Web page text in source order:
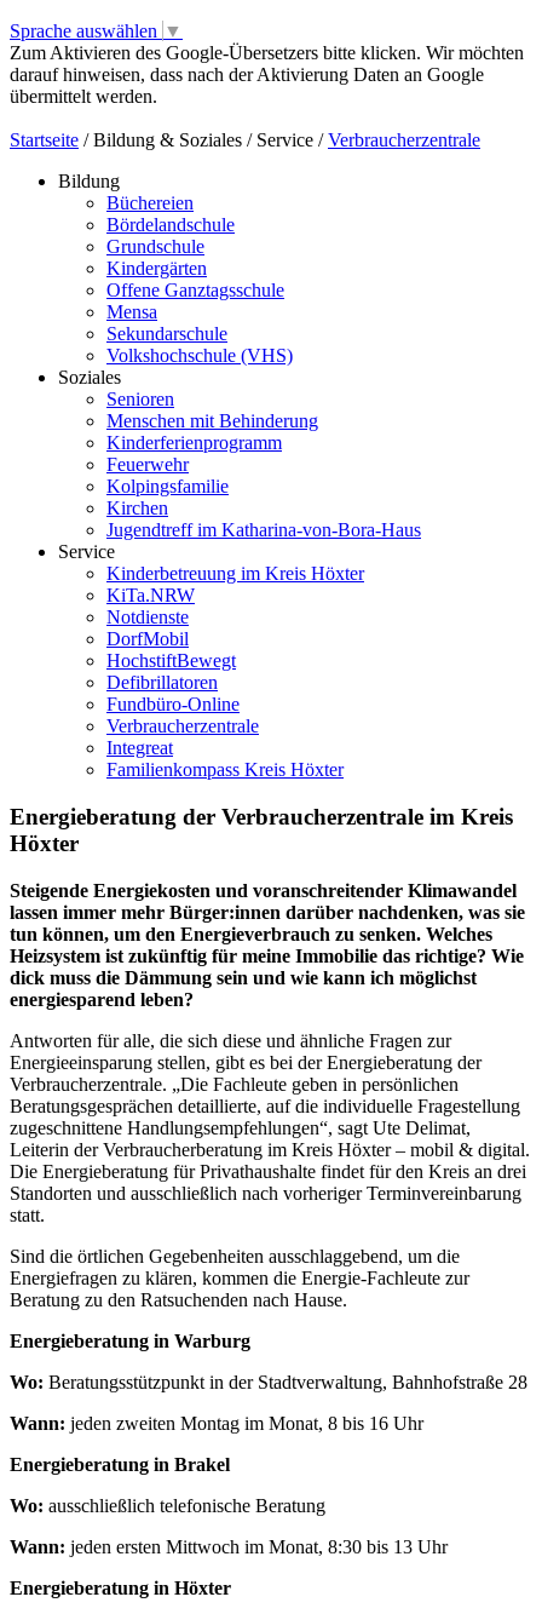
Sprache auswählen ▼
Zum Aktivieren des Google-Übersetzers bitte klicken. Wir möchten
darauf hinweisen, dass nach der Aktivierung Daten an Google
übermittelt werden.
Startseite /Bildung & Soziales / Service /Verbraucherzentrale
Bildung
Büchereien
Bördelandschule
Grundschule
Kindergärten
Offene Ganztagsschule
Mensa
Sekundarschule
Volkshochschule (VHS)
Soziales
Senioren
Menschen mit Behinderung
Kinderferienprogramm
Feuerwehr
Kolpingsfamilie
Kirchen
Jugendtreff im Katharina-von-Bora-Haus
Service
Kinderbetreuung im Kreis Höxter
KiTa.NRW
Notdienste
DorfMobil
HochstiftBewegt
Defibrillatoren
Fundbüro-Online
Verbraucherzentrale
Integreat
Familienkompass Kreis Höxter
Energieberatung der Verbraucherzentrale im Kreis
Höxter
Steigende Energiekosten und voranschreitender Klimawandel
lassen immer mehr Bürger:innen darüber nachdenken, was sie
tun können, um den Energieverbrauch zu senken. Welches
Heizsystem ist zukünftig für meine Immobilie das richtige? Wie
dick muss die Dämmung sein und wie kann ich möglichst
energiesparend leben?
Antworten für alle, die sich diese und ähnliche Fragen zur
Energieeinsparung stellen, gibt es bei der Energieberatung der
Verbraucherzentrale. „Die Fachleute geben in persönlichen
Beratungsgesprächen detaillierte, auf die individuelle Fragestellung
zugeschnittene Handlungsempfehlungen“, sagt Ute Delimat,
Leiterin der Verbraucherberatung im Kreis Höxter – mobil & digital.
Die Energieberatung für Privathaushalte findet für den Kreis an drei
Standorten und ausschließlich nach vorheriger Terminvereinbarung
statt.
Sind die örtlichen Gegebenheiten ausschlaggebend, um die
Energiefragen zu klären, kommen die Energie-Fachleute zur
Beratung zu den Ratsuchenden nach Hause.
Energieberatung in Warburg
Wo: Beratungsstützpunkt in der Stadtverwaltung, Bahnhofstraße 28
Wann: jeden zweiten Montag im Monat, 8 bis 16 Uhr
Energieberatung in Brakel
Wo: ausschließlich telefonische Beratung
Wann: jeden ersten Mittwoch im Monat, 8:30 bis 13 Uhr
Energieberatung in Höxter